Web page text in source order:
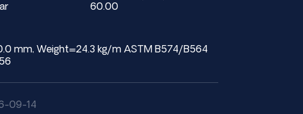
60.00
mm, Weight=24.3 kg/m ASTM B574/B564
09-14